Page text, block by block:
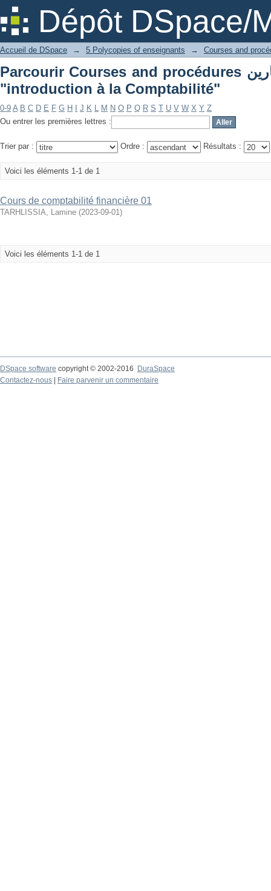
Dépôt DSpace/
Parcourir Courses and procédures دروس و تمارين par sujet "introduction à la
Comptabilité"
Accueil de DSpace → 5 Polycopies of enseignants →
Parcourir Courses and procédures دروس و تمارين par sujet
"introduction à la Comptabilité"
0-9 A B C D E F G H J K L M N O P Q R S T U V W X Y Z
Ou entrer les premières lettres :
Trier par : Ordre : Résultats :
Voici les éléments 1-1 de 1
Cours de comptabilité financière 01
TARHLISSIA, Lamine (2023-09-01)
Voici les éléments 1-1 de 1
DSpace software copyright © 2002-2016
DuraSpace
Contactez-nous
Faire parvenir un commentaire